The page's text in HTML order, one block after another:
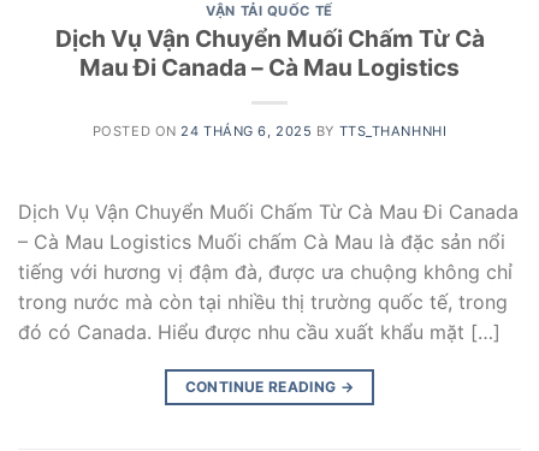
VẬN TẢI QUỐC TẾ
Dịch Vụ Vận Chuyển Muối Chấm Từ Cà
Mau Đi Canada – Cà Mau Logistics
POSTED ON24 THÁNG 6, 2025 BY TTS_THANHNHI
Dịch Vụ Vận Chuyển Muối Chấm Từ Cà Mau Đi Canada
– Cà Mau Logistics Muối chấm Cà Mau là đặc sản nổi
tiếng với hương vị đậm đà, được ưa chuộng không chỉ
trong nước mà còn tại nhiều thị trường quốc tế, trong
đó có Canada. Hiểu được nhu cầu xuất khẩu mặt […]
CONTINUE READING →